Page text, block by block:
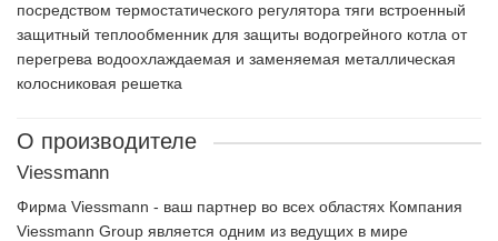
посредством термостатического регулятора тяги встроенный
защитный теплообменник для защиты водогрейного котла от
перегрева водоохлаждаемая и заменяемая металлическая
колосниковая решетка
О производителе
Viessmann
Фирма Viessmann - ваш партнер во всех областях Компания
Viessmann Group является одним из ведущих в мире